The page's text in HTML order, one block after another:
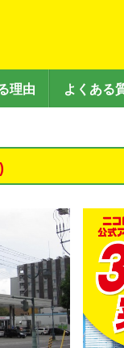
理由 よくある